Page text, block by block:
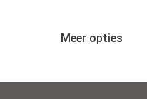
Meer opties